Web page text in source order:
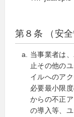
第８条 （安全
当事業者は
止その他の
イルへのア
必要最小限
からの不正
の導入等、